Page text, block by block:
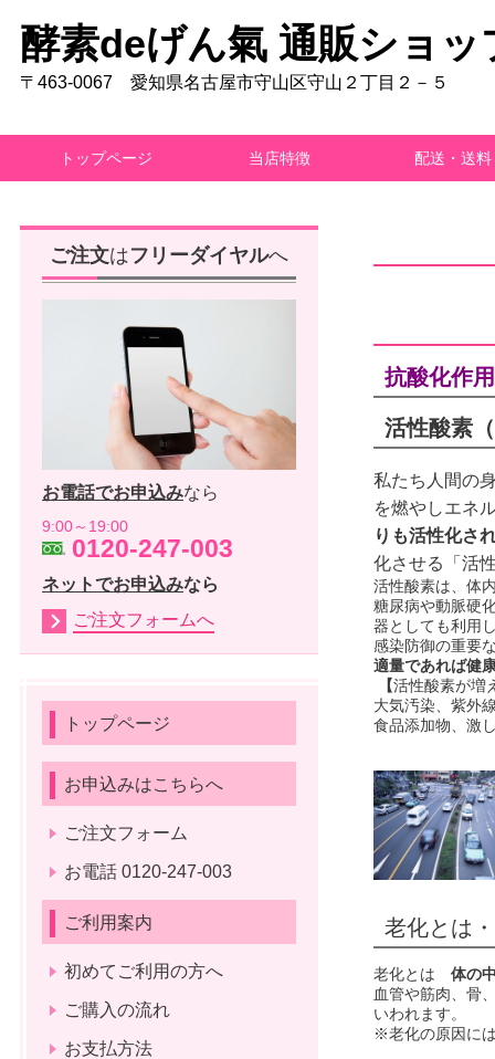
酵素deげん氣 通販ショッ
〒463-0067 愛知県名古屋市守山区守山２丁目２－５
トップページ 当店特徴 配送・送料
抗酸化作
活性酸素
私たち人間の
を燃やしエネ
りも活性化さ
化させる「活
活性酸素は、体
糖尿病や動脈硬
器としても利用
感染防御の重要
適量であれば健
【活性酸素が増
大気汚染、紫外
食品添加物、激
老化とは
老化とは 体の
血管や筋肉、骨
いわれます。
※老化の原因に
ご注文はフリーダイヤルへ
お電話でお申込みなら
9:00～19:00
0120-247-003
ネットでお申込みなら
ご注文フォームへ
トップページ
お申込みはこちらへ
ご注文フォーム
お電話 0120-247-003
ご利用案内
初めてご利用の方へ
ご購入の流れ
お支払方法